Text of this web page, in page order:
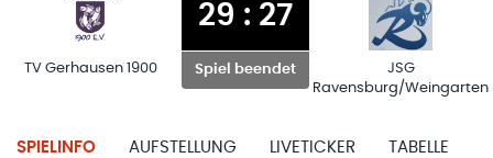
TV Gerhausen 1900
29 : 27
Spiel beendet
JSG
Ravensburg/Weingarten
SPIELINFO AUFSTELLUNG LIVETICKER TABELLE